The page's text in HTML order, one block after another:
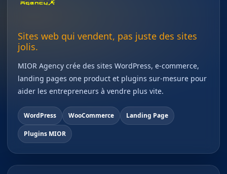
Sites web qui vendent, pas juste des sites
jolis.
MIOR Agency crée des sites WordPress, e-commerce,
landing pages one product et plugins sur-mesure pour
aider les entrepreneurs à vendre plus vite.
WordPress WooCommerce Landing Page
Plugins MIOR